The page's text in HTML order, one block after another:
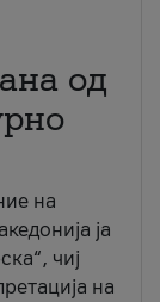
од
на
ја
чиј
на